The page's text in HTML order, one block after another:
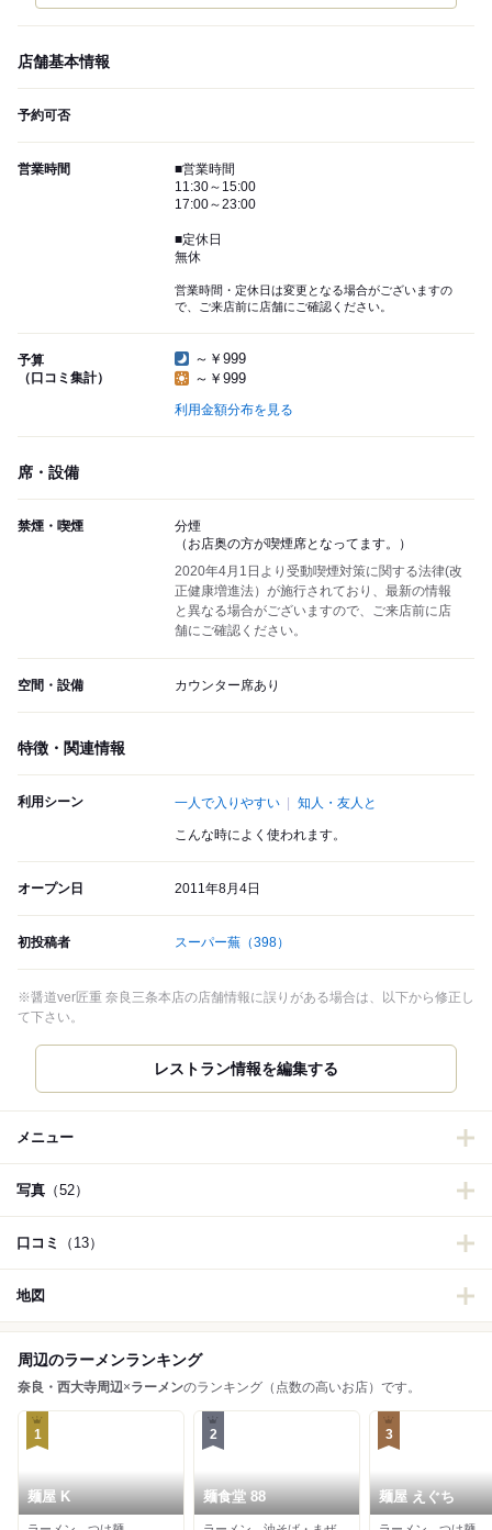
店舗基本情報
予約可否
営業時間
■営業時間
11:30～15:00
17:00～23:00
■定休日
無休
営業時間・定休日は変更となる場合がございますの
で、ご来店前に店舗にご確認ください。
予算
（口コミ集計）
～￥999
～￥999
利用金額分布を見る
席・設備
禁煙・喫煙
分煙
（お店奥の方が喫煙席となってます。）
2020年4月1日より受動喫煙対策に関する法律(改
正健康増進法）が施行されており、最新の情報
と異なる場合がございますので、ご来店前に店
舗にご確認ください。
空間・設備 カウンター席あり
特徴・関連情報
利用シーン 一人で入りやすい 知人・友人と
こんな時によく使われます。
オープン日 2011年8月4日
初投稿者 スーパー蕪 （398）
※醤道ver匠重 奈良三条本店の店舗情報に誤りがある場合は、以下から修正し
て下さい。
レストラン情報を編集する
メニュー
写真 （52）
口コミ （13）
地図
周辺のラーメンランキング
奈良・西大寺周辺×ラーメンのランキング（点数の高いお店）です。
1
麺屋 K
2
麺食堂 88
3
麺屋 えぐち